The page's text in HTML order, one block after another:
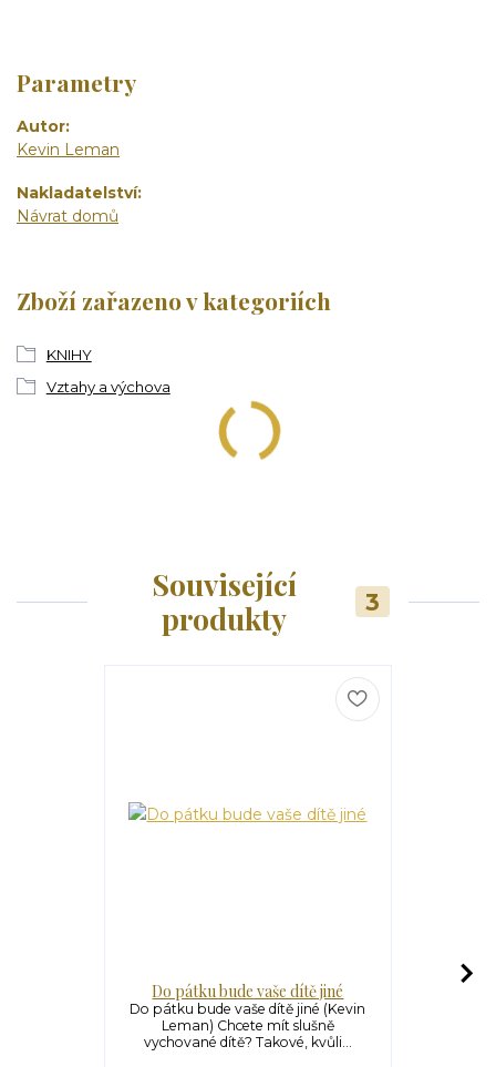
Parametry
Autor
Kevin Leman
Nakladatelství
Návrat domů
Zboží zařazeno v kategoriích
KNIHY
Vztahy a výchova
Související
produkty
3
Do pátku bude vaše dítě jiné
Do pátku bude vaše dítě jiné (Kevin
Leman) Chcete mít slušně
vychované dítě? Takové, kvůli...